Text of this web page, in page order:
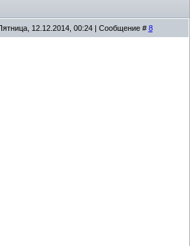
12.12.2014, 00:24 | Сообщение # 8